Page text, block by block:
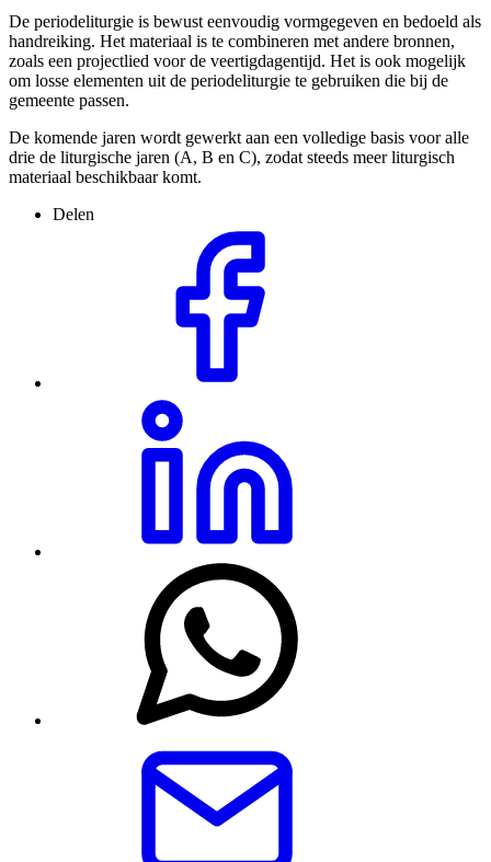
De periodeliturgie is bewust eenvoudig vormgegeven en bedoeld als
handreiking. Het materiaal is te combineren met andere bronnen,
zoals een projectlied voor de veertigdagentijd. Het is ook mogelijk
om losse elementen uit de periodeliturgie te gebruiken die bij de
gemeente passen.
De komende jaren wordt gewerkt aan een volledige basis voor alle
drie de liturgische jaren (A, B en C), zodat steeds meer liturgisch
materiaal beschikbaar komt.
Delen